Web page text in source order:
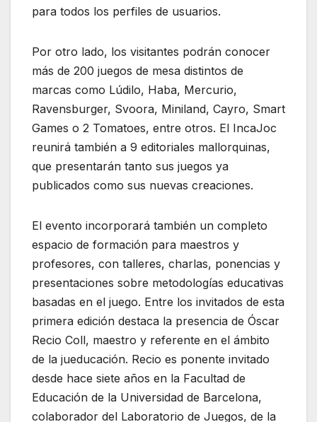
para todos los perfiles de usuarios.
Por otro lado, los visitantes podrán conocer
más de 200 juegos de mesa distintos de
marcas como Lúdilo, Haba, Mercurio,
Ravensburger, Svoora, Miniland, Cayro, Smart
Games o 2 Tomatoes, entre otros. El IncaJoc
reunirá también a 9 editoriales mallorquinas,
que presentarán tanto sus juegos ya
publicados como sus nuevas creaciones.
El evento incorporará también un completo
espacio de formación para maestros y
profesores, con talleres, charlas, ponencias y
presentaciones sobre metodologías educativas
basadas en el juego. Entre los invitados de esta
primera edición destaca la presencia de Óscar
Recio Coll, maestro y referente en el ámbito
de la jueducación. Recio es ponente invitado
desde hace siete años en la Facultad de
Educación de la Universidad de Barcelona, ​​
colaborador del Laboratorio de Juegos, de la